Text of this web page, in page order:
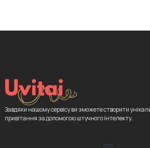
Завдяки нашому сервісу ви зможете створити
привітання за допомогою штучного інтелекту.